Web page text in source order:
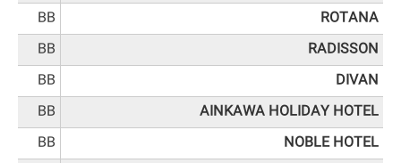
ROTANA
BB
RADISSON
BB
DIVAN
BB
AINKAWA HOLIDAY HOTEL
BB
NOBLE HOTEL
BB